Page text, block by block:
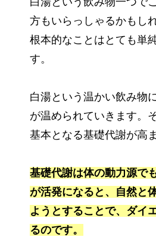
方もいらっしゃるかもし
根本的なことはとても単
す。
白湯という温かい飲み物
が温められていきます。
基本となる基礎代謝が高
基礎代謝は体の動力源で
が活発になると、自然と
ようとすることで、ダイ
るのです。